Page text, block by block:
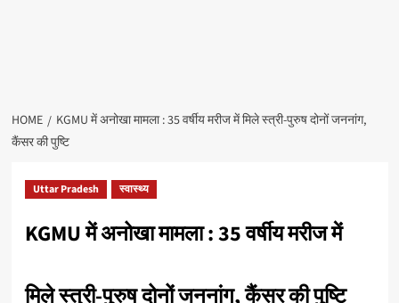
HOME
KGMU में अनोखा मामला : 35 वर्षीय मरीज में मिले स्त्री-पुरुष दोनों जननांग,
कैंसर की पुष्टि
Uttar Pradesh स्वास्थ्य
KGMU में अनोखा मामला : 35 वर्षीय मरीज में
मिले स्त्री-पुरुष दोनों जननांग, कैंसर की पुष्टि